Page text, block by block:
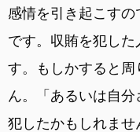
感情を引き起こす
です。収賄を犯し
す。もしかすると
ん。「あるいは自
犯したかもしれませ